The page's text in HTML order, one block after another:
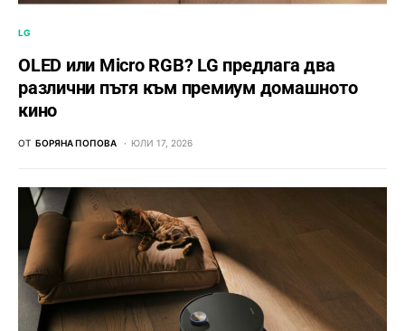
LG
OLED или Micro RGB? LG предлага два
различни пътя към премиум домашното
кино
ОТ БОРЯНА ПОПОВА ЮЛИ 17, 2026